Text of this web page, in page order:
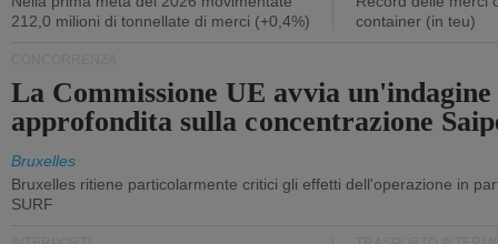
212,0 milioni di tonnellate di merci (+0,4%)
container (in teu)
La Commissione UE avvia un'indagine
approfondita sulla concentrazione
Bruxelles
Bruxelles ritiene particolarmente critici gli effetti dell'operazione in
SURF